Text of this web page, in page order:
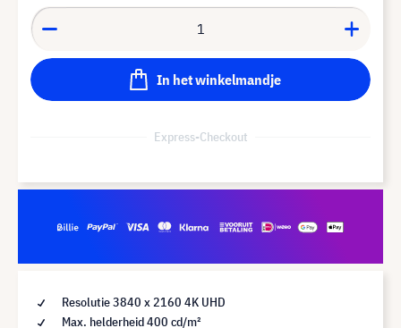
In het winkelmandje
Express-Checkout
Resolutie 3840 x 2160 4K UHD
Max. helderheid 400 cd/m²